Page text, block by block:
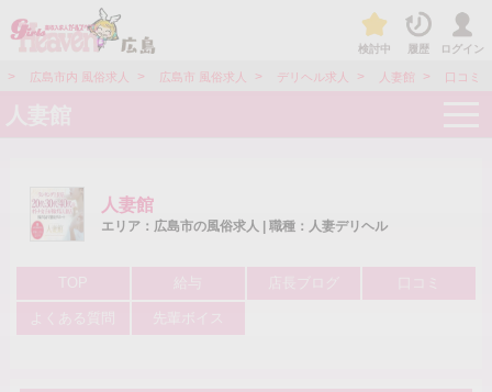
検討中 履歴 ログイン
> 広島市内 風俗求人 > 広島市 風俗求人 > デリヘル求人 > 人妻館 > 口コミ
人妻館
エリア：広島市の風俗求人 | 職種：人妻デリヘル
よくある質問 先輩ボイス